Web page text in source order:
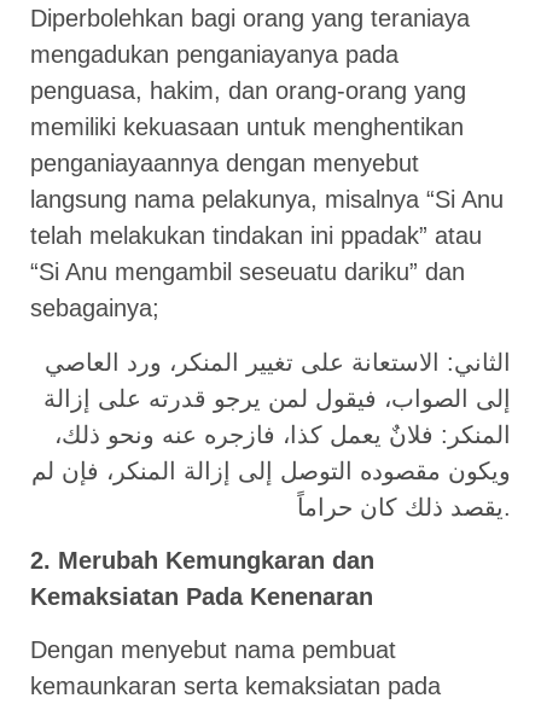
Diperbolehkan bagi orang yang teraniaya
mengadukan penganiayanya pada
penguasa, hakim, dan orang-orang yang
memiliki kekuasaan untuk menghentikan
penganiayaannya dengan menyebut
langsung nama pelakunya, misalnya “Si Anu
telah melakukan tindakan ini ppadak” atau
“Si Anu mengambil seseuatu dariku” dan
sebagainya;
الثاني: الاستعانة على تغيير المنكر، ورد العاصي
إلى الصواب، فيقول لمن يرجو قدرته على إزالة
المنكر: فلانٌ يعمل كذا، فازجره عنه ونحو ذلك،
ويكون مقصوده التوصل إلى إزالة المنكر، فإن لم
يقصد ذلك كان حراماً.
2. Merubah Kemungkaran dan
Kemaksiatan Pada Kenenaran
Dengan menyebut nama pembuat
kemaunkaran serta kemaksiatan pada